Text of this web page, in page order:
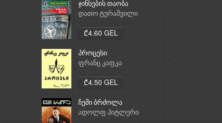
ჯინსების თაობა
დათო ტურაშვილი
₾4.60 GEL
პროცესი
ფრანც კაფკა
₾4.50 GEL
ჩემი ბრძოლა
ადოლფ ჰიტლერი